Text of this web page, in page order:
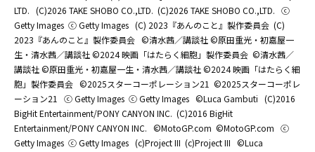
LTD. (C)2026 TAKE SHOBO CO.,LTD. (C)2026 TAKE SHOBO CO.,LTD. ⓒ
Getty Images ⓒ Getty Images (C) 2023『あんのこと』製作委員会 (C)
2023『あんのこと』製作委員会 ©清水茜／講談社 ©原田重光・初嘉屋一
生・清水茜／講談社 ©2024 映画「はたらく細胞」製作委員会 ©清水茜／
講談社 ©原田重光・初嘉屋一生・清水茜／講談社 ©2024 映画「はたらく細
胞」製作委員会 ©2025スターコーポレーション21 ©2025スターコーポレ
ーション21 ⓒ Getty Images ⓒ Getty Images ©Luca Gambuti (C)2016
BigHit Entertainment/PONY CANYON INC. (C)2016 BigHit
Entertainment/PONY CANYON INC. ©MotoGP.com ©MotoGP.com ⓒ
Getty Images ⓒ Getty Images (c)Project III (c)Project III ©Luca